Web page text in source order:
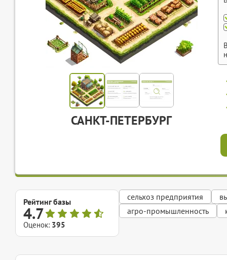
САНКТ-ПЕТЕРБУРГ
Рейтинг базы
4.7
Оценок: 395
сельхоз предприятия
агро-промышленность